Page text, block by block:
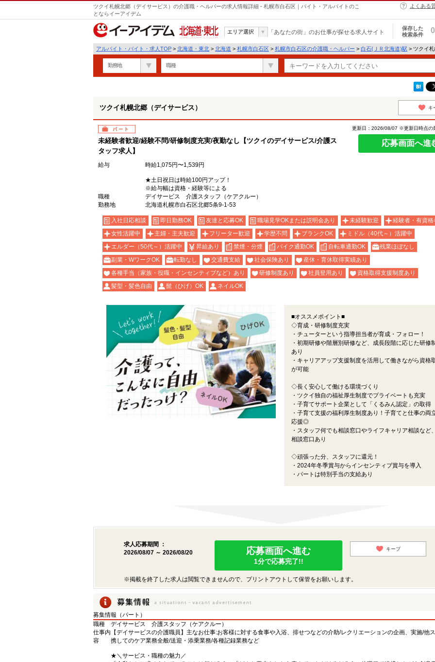
ツクイ札幌北郷（デイサービス）の介護職・ヘルパーの求人情報詳細 - 札幌市白石区｜バイト・アルバイトのこ
とならイーアイデム
よくある
北海道・東北
エリア選択 「あなたの街」のお仕事が探せる求人サイト
保存した
検索条件
0
アルバイト・バイト・求人TOP > 北海道・東北 > 北海道 > 札幌市白石区 > 札幌市白石区の介護職・ヘルパー > 白石(ＪＲ北海道)駅 > ツクイ
勤務地 職種
ツクイ札幌北郷（デイサービス） キ
パート
未経験者歓迎/経験不問/研修制度充実/夜勤なし【ツクイのデイサービス/介護ス
タッフ求人】
更新日：2026/08/07 ※更新日時点の
応募画面へ進
給与 時給1,075円〜1,539円
★土日祝日は時給100円アップ！
※給与幅は資格・経験等による
職種
デイサービス 介護スタッフ（ケアクルー）
勤務地
北海道札幌市白石区北郷5条9-1-53
入社日応相談 即日勤務OK 友達と応募OK 職場見学OKまたは説明会あり 未経験歓迎
経験者・有資格
女性活躍中
主婦・主夫歓迎 フリーター歓迎 学歴不問 ブランクOK
ミドル（40代～）活躍中
エルダー（50代～）活躍中
昇給あり 禁煙・分煙 バイク通勤OK 自転車通勤OK
残業ほぼなし
副業・WワークOK
転勤なし 交通費支給 社会保険あり
産休・育休取得実績あり
各種手当（家族・役職・インセンティブなど）あり
研修制度あり 社員登用あり
資格取得支援制度あり
髪型・髪色自由
髭（ひげ）OK ネイルOK
■オススメポイント■
◇育成・研修制度充実
・チューターという指導担当者が育成・フォロー！
・初期研修や階層別研修など、成長段階に応じた研修
あり
・キャリアアップ支援制度を活用して働きながら資格
が可能
◇長く安心して働ける環境づくり
・ツクイ独自の福祉厚生制度でプライベートも充実
・子育てサポート企業として「くるみん認定」の取得
・子育て支援の福利厚生制度あり！子育てと仕事の両
応援◎
・スタッフ何でも相談窓口やライフキャリア相談など
相談窓口あり
◇頑張った分、スタッフに還元！
・2024年冬季賞与からインセンティブ賞与を導入
・パートは特別手当の支給あり
求人応募期間 ：
2026/08/07 ～ 2026/08/20
応募画面へ進む
1分で応募完了!!
キープ
※掲載を終了した求人は閲覧できませんので、プリントアウトして保管をお願いします。
募集情報（パート）
職種
デイサービス 介護スタッフ（ケアクルー）
仕事内
容
【デイサービスの介護職員】主なお仕事:お客様に対する食事や入浴、排せつなどの介助/レクリエーションの企画、実施/他
携してのケア業務全般/送迎・添乗業務/各種記録業務など
★＼サービス・職種の魅力／